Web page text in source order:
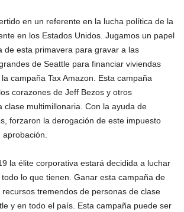
en un referente en la lucha política de la
en los Estados Unidos. Jugamos un papel
de esta primavera para gravar a las
de Seattle para financiar viviendas
campaña Tax Amazon. Esta campaña
corazones de Jeff Bezos y otros
clase multimillonaria. Con la ayuda de
forzaron la derogación de este impuesto
la élite corporativa estará decidida a luchar
lo que tienen. Ganar esta campaña de
tremendos de personas de clase
y en todo el país. Esta campaña puede ser